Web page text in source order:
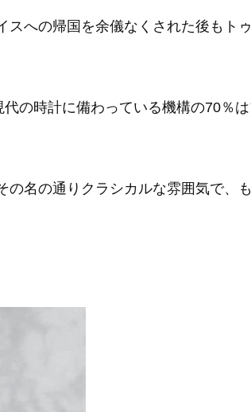
への帰国を余儀なくされた後もト
の時計に備わっている機構の70％
名の通りクラシカルな雰囲気で、